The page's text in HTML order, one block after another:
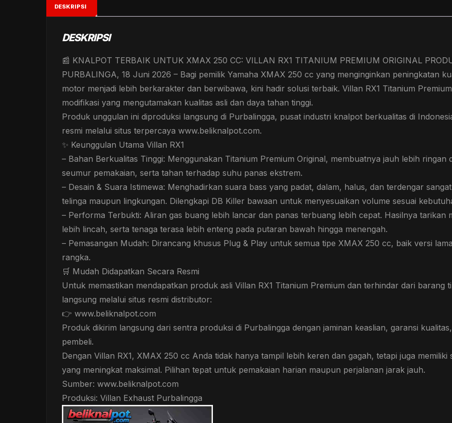
TITANIUM
DESKRIPSI
DESKRIPSI
📰 KNALPOT TERBAIK UNTUK XMAX 250 CC: VILLAN RX1 TITANIUM PREMIUM ORIGINAL
PURBALINGA, 18 Juni 2026 – Bagi pemilik Yamaha XMAX 250 cc yang menginginkan peningkatan
motor menjadi lebih berkarakter dan berwibawa, kini hadir solusi terbaik. Villan RX1 Titanium
modifikasi yang mengutamakan kualitas asli dan daya tahan tinggi.
Produk unggulan ini diproduksi langsung di Purbalingga, pusat industri knalpot berkualitas di
resmi melalui situs terpercaya www.beliknalpot.com.
✨ Keunggulan Utama Villan RX1
– Bahan Berkualitas Tinggi: Menggunakan Titanium Premium Original, membuatnya jauh lebih ringan
seumur pemakaian, serta tahan terhadap suhu panas ekstrem.
– Desain & Suara Istimewa: Menghadirkan suara bass yang padat, dalam, halus, dan terdengar
telinga maupun lingkungan. Dilengkapi DB Killer bawaan untuk menyesuaikan volume sesuai
– Performa Terbukti: Aliran gas buang lebih lancar dan panas terbuang lebih cepat. Hasilnya tarikan
lebih lincah, serta tenaga terasa lebih enteng pada putaran bawah hingga menengah.
– Pemasangan Mudah: Dirancang khusus Plug & Play untuk semua tipe XMAX 250 cc, baik versi
rangka.
🛒 Mudah Didapatkan Secara Resmi
Untuk memastikan mendapatkan produk asli Villan RX1 Titanium Premium dan terhindar dari barang
langsung melalui situs resmi distributor:
👉 www.beliknalpot.com
Produk dikirim langsung dari sentra produksi di Purbalingga dengan jaminan keaslian, garansi
pembeli.
Dengan Villan RX1, XMAX 250 cc Anda tidak hanya tampil lebih keren dan gagah, tetapi juga
yang meningkat maksimal. Pilihan tepat untuk pemakaian harian maupun perjalanan jarak jauh.
Sumber: www.beliknalpot.com
Produksi: Villan Exhaust Purbalingga